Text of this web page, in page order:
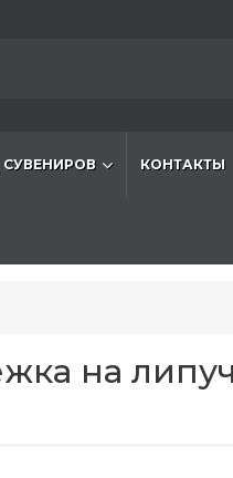
КОНТАКТЫ
на